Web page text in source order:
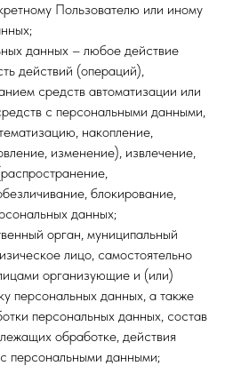
Пользователю или иному
данных – любое действие
действий (операций),
средств автоматизации или
с персональными данными,
накопление,
изменение), извлечение,
блокирование,
данных;
орган, муниципальный
лицо, самостоятельно
организующие и (или)
персональных данных, а также
персональных данных, состав
обработке, действия
персональными данными;